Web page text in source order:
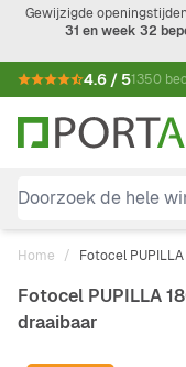
Ga naar de inhoud
Gewijzigde
31 en week 32
4.6 / 51350
Doorzoek de hele
Home / Fotocel
Fotocel PUPILLA
draaibaar